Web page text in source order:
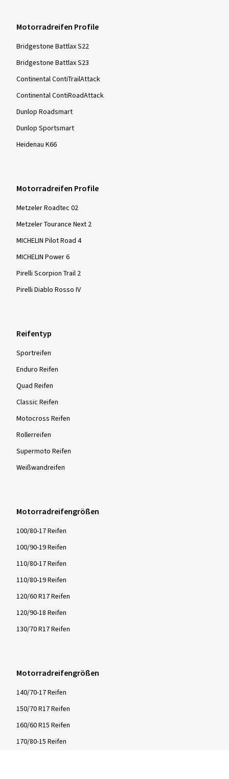
Motorradreifen Profile
Bridgestone Battlax S22
Bridgestone Battlax S23
Continental ContiTrailAttack
Continental ContiRoadAttack
Dunlop Roadsmart
Dunlop Sportsmart
Heidenau K66
Motorradreifen Profile
Metzeler Roadtec 02
Metzeler Tourance Next 2
MICHELIN Pilot Road 4
MICHELIN Power 6
Pirelli Scorpion Trail 2
Pirelli Diablo Rosso IV
Reifentyp
Sportreifen
Enduro Reifen
Quad Reifen
Classic Reifen
Motocross Reifen
Rollerreifen
Supermoto Reifen
Weißwandreifen
Motorradreifengrößen
100/80-17 Reifen
100/90-19 Reifen
110/80-17 Reifen
110/80-19 Reifen
120/60 R17 Reifen
120/90-18 Reifen
130/70 R17 Reifen
Motorradreifengrößen
140/70-17 Reifen
150/70 R17 Reifen
160/60 R15 Reifen
170/80-15 Reifen